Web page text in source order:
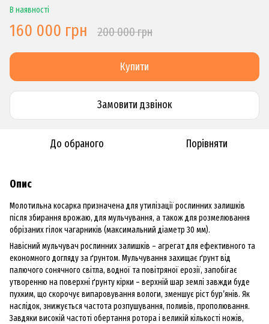
В наявності
160 000 грн 200 000 грн
Купити
Замовити дзвiнок
До обраного Порівняти
Опис
Молотильна косарка призначена для утилізації рослинних залишків
після збирання врожаю, для мульчування, а також для розмелювання
обрізаних гілок чагарників (максимальний діаметр 30 мм).
Навісний мульчувач рослинних залишків – агрегат для ефективного та
економного догляду за ґрунтом. Мульчування захищає ґрунт від
палючого сонячного світла, водної та повітряної ерозії, запобігає
утворенню на поверхні ґрунту кірки – верхній шар землі завжди буде
пухким, що скорочує випаровування вологи, зменшує ріст бур’янів. Як
наслідок, знижується частота розпушування, поливів, прополювання.
Завдяки високій частоті обертання ротора і великій кількості ножів,